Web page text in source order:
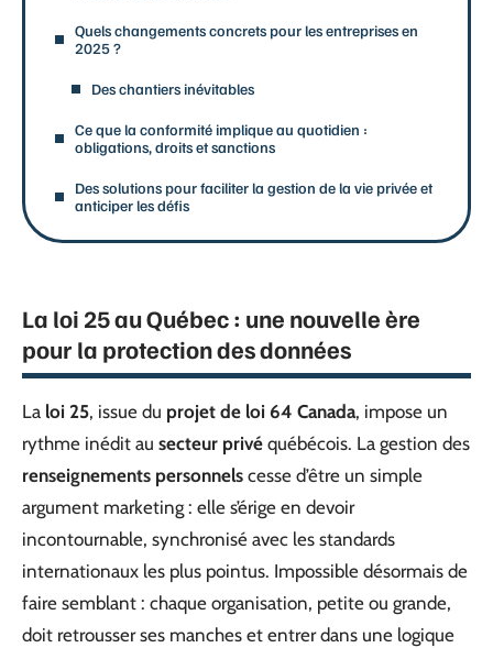
Quels changements concrets pour les entreprises en
2025 ?
Des chantiers inévitables
Ce que la conformité implique au quotidien :
obligations, droits et sanctions
Des solutions pour faciliter la gestion de la vie privée et
anticiper les défis
La loi 25 au Québec : une nouvelle ère
pour la protection des données
La loi 25, issue du projet de loi 64 Canada, impose un
rythme inédit au secteur privé québécois. La gestion des
renseignements personnels cesse d’être un simple
argument marketing : elle s’érige en devoir
incontournable, synchronisé avec les standards
internationaux les plus pointus. Impossible désormais de
faire semblant : chaque organisation, petite ou grande,
doit retrousser ses manches et entrer dans une logique